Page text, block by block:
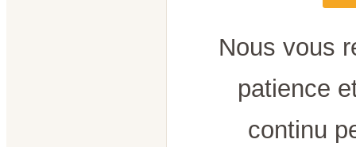
Nous vous
patience
continu